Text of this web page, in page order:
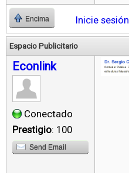
Encima Inicie sesión
Espacio Publicitario
Econlink
Conectado
Prestigio: 100
Send Email